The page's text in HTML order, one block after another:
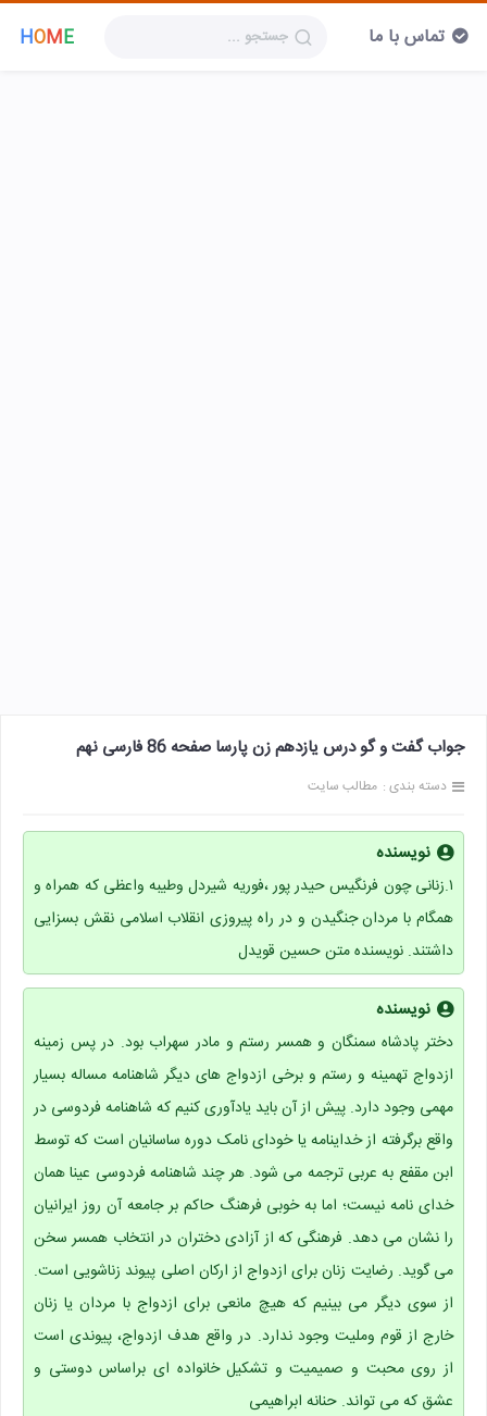
HOME تماس با ما
جواب گفت و گو درس یازدهم زن پارسا صفحه 86 فارسی نهم
دسته بندی : مطالب سایت
نویسنده
۱.زنانی چون فرنگیس حیدر پور ،فوریه شیردل وطیبه واعظی که همراه و
همگام با مردان جنگیدن و در راه پیروزی انقلاب اسلامی نقش بسزایی
داشتند. نویسنده متن حسین قویدل
نویسنده
دختر پادشاه سمنگان و همسر رستم و مادر سهراب بود. در پس زمینه
ازدواج تهمینه و رستم و برخی ازدواج های دیگر شاهنامه مساله بسیار
مهمی وجود دارد. پیش از آن باید یادآوری کنیم که شاهنامه فردوسی در
واقع برگرفته از خداینامه یا خودای نامک دوره ساسانیان است که توسط
ابن مقفع به عربی ترجمه می شود. هر چند شاهنامه فردوسی عینا همان
خدای نامه نیست؛ اما به خوبی فرهنگ حاکم بر جامعه آن روز ایرانیان
را نشان می دهد. فرهنگی که از آزادی دختران در انتخاب همسر سخن
می گوید. رضایت زنان برای ازدواج از ارکان اصلی پیوند زناشویی است.
از سوی دیگر می بینیم که هیچ مانعی برای ازدواج با مردان یا زنان
خارج از قوم وملیت وجود ندارد. در واقع هدف ازدواج، پیوندی است
از روی محبت و صمیمیت و تشکیل خانواده ای براساس دوستی و
عشق که می تواند. حنانه ابراهیمی